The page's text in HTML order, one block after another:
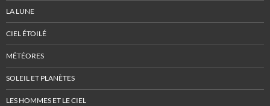
LA LUNE
CIEL ÉTOILÉ
MÉTÉORES
SOLEIL ET PLANÈTES
LES HOMMES ET LE CIEL